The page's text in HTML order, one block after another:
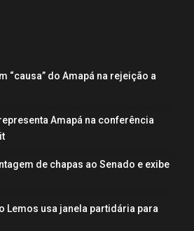
“causa” do Amapá na rejeição a
Amapá na conferência
de chapas ao Senado e exibe
Lemos usa janela partidária para